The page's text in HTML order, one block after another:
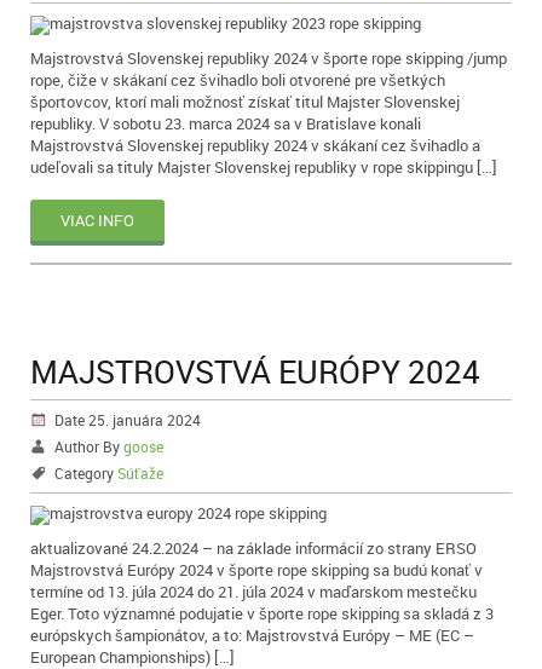
Majstrovstvá Slovenskej republiky 2024 v športe rope skipping /jump
rope, čiže v skákaní cez švihadlo boli otvorené pre všetkých
športovcov, ktorí mali možnosť získať titul Majster Slovenskej
republiky. V sobotu 23. marca 2024 sa v Bratislave konali
Majstrovstvá Slovenskej republiky 2024 v skákaní cez švihadlo a
udeľovali sa tituly Majster Slovenskej republiky v rope skippingu […]
VIAC INFO
MAJSTROVSTVÁ EURÓPY 2024
Date 25. januára 2024
Author Bygoose
Category Súťaže
aktualizované 24.2.2024 – na základe informácií zo strany ERSO
Majstrovstvá Európy 2024 v športe rope skipping sa budú konať v
termíne od 13. júla 2024 do 21. júla 2024 v maďarskom mestečku
Eger. Toto významné podujatie v športe rope skipping sa skladá z 3
európskych šampionátov, a to: Majstrovstvá Európy – ME (EC –
European Championships) […]